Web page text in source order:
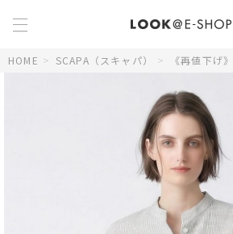
HOME > SCAPA（スキャパ） > 《再値下げ》